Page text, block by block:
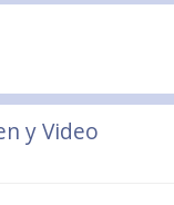
y Video